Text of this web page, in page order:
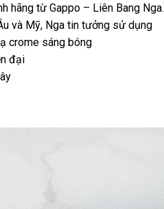
hãng từ Gappo – Liên Bang Nga.
và Mỹ, Nga tin tưởng sử dụng
crome sáng bóng
đại